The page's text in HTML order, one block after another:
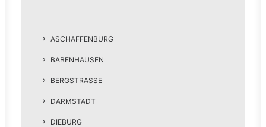
ASCHAFFENBURG
BABENHAUSEN
BERGSTRASSE
DARMSTADT
DIEBURG